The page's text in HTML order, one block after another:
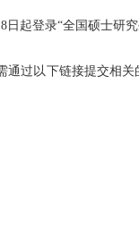
日起登录“全国硕士研
过以下链接提交相